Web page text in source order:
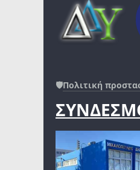
🛡️Πολιτική